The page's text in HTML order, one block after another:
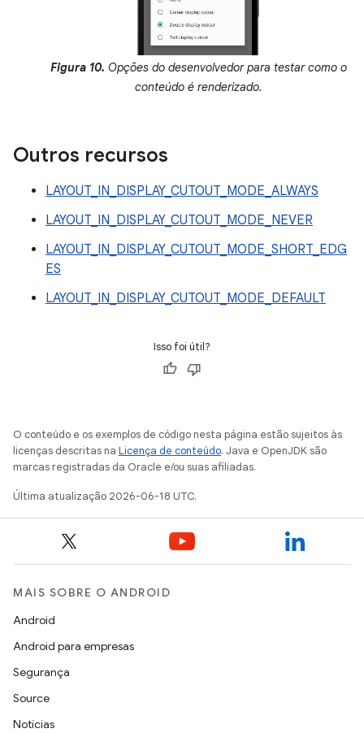
Figura 10. Opções do desenvolvedor para testar como o
conteúdo é renderizado.
Outros recursos
LAYOUT_IN_DISPLAY_CUTOUT_MODE_ALWAYS
LAYOUT_IN_DISPLAY_CUTOUT_MODE_NEVER
LAYOUT_IN_DISPLAY_CUTOUT_MODE_SHORT_EDG
ES
LAYOUT_IN_DISPLAY_CUTOUT_MODE_DEFAULT
Isso foi útil?
O conteúdo e os exemplos de código nesta página estão sujeitos às
licenças descritas na Licença de conteúdo. Java e OpenJDK são
marcas registradas da Oracle e/ou suas afiliadas.
Última atualização 2026-06-18 UTC.
MAIS SOBRE O ANDROID
Android
Android para empresas
Segurança
Source
Notícias